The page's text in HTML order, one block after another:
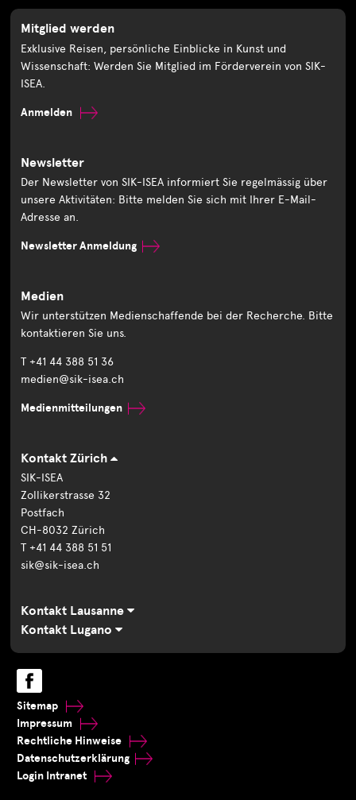
Mitglied werden
Exklusive Reisen, persönliche Einblicke in Kunst und
Wissenschaft: Werden Sie Mitglied im Förderverein von SIK-
ISEA.
Anmelden
Newsletter
Der Newsletter von SIK-ISEA informiert Sie regelmässig über
unsere Aktivitäten: Bitte melden Sie sich mit Ihrer E-Mail-
Adresse an.
Newsletter Anmeldung
Medien
Wir unterstützen Medienschaffende bei der Recherche. Bitte
kontaktieren Sie uns.
T +41 44 388 51 36
medien@sik-isea.ch
Medienmitteilungen
Kontakt Zürich
SIK-ISEA
Zollikerstrasse 32
Postfach
CH-8032 Zürich
T +41 44 388 51 51
sik@sik-isea.ch
Kontakt Lausanne
Kontakt Lugano
Sitemap
Impressum
Rechtliche Hinweise
Datenschutzerklärung
Login Intranet